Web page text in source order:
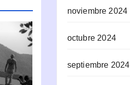
noviembre 2024
octubre 2024
septiembre 2024